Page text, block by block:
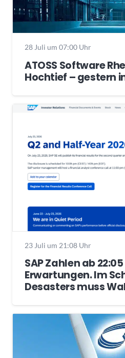
28 Juli um 07:00 Uhr
ATOSS Software
Hochtief – gestern
23 Juli um 21:08 Uhr
SAP Zahlen ab
Erwartungen. Im
Desasters muss